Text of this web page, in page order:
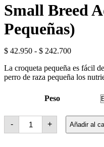
Small Breed
Pequeñas)
$ 42.950 - $ 242.700Rango
precios:
desde
$ 242.700
La croqueta pequeña es fácil
perro de raza pequeña los
Peso
-
Small
Breed
Adult
+ Añadir al